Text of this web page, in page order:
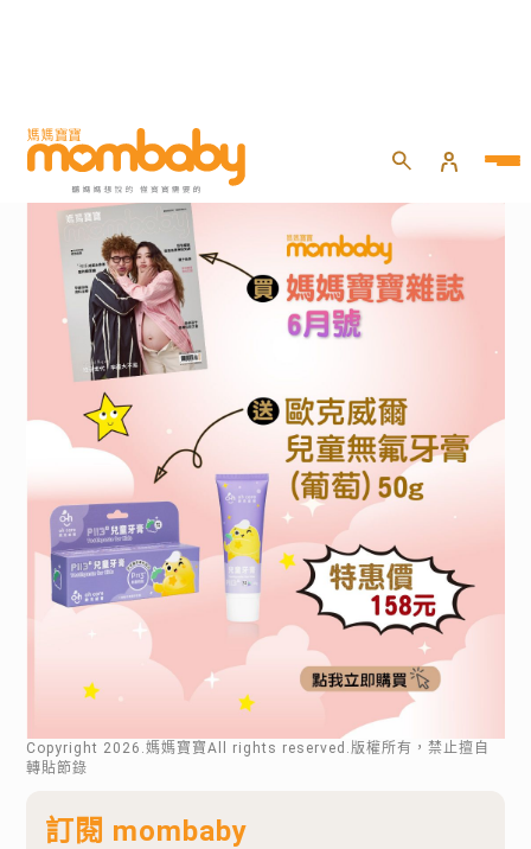
Copyright 2026 .媽媽寶寶All rights reserved.版權所有，禁止擅自
轉貼節錄
訂閱 mombaby